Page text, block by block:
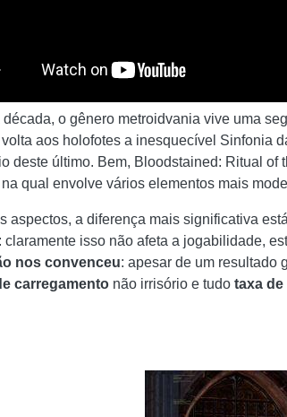
década, o gênero metroidvania vive uma
aos holofotes a inesquecível Sinfonia
deste último. Bem, Bloodstained: Ritual
qual envolve vários elementos mais
aspectos, a diferença mais significativa
claramente isso não afeta a jogabilidade,
nos convenceu: apesar de um resultado
carregamento não irrisório e tudo taxa